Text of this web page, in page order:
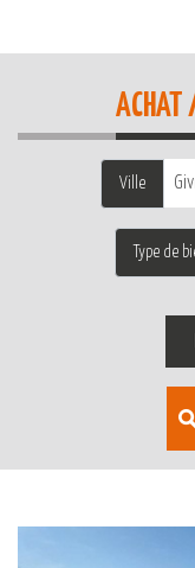
ACHAT
Ville
Type de